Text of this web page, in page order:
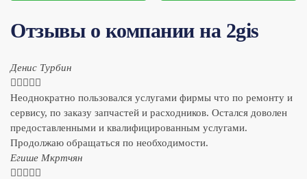
Отзывы о компании на 2gis
Денис Турбин
    
Неоднократно пользовался услугами фирмы что по ремонту и
сервису, по заказу запчастей и расходников. Остался доволен
предоставленными и квалифицированным услугами.
Продолжаю обращаться по необходимости.
​Егише Мкртчян
    